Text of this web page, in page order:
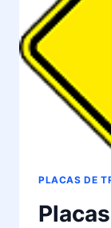
PLACAS DE